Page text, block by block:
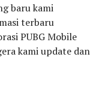
baru kami
terbaru
PUBG Mobile
kami update dan